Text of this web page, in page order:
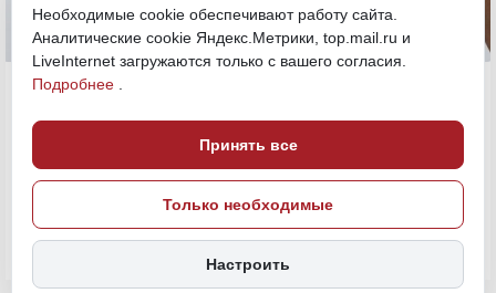
29 мая, 15:45
ПОДЕЛИТЬСЯ
Необходимые cookie обеспечивают работу сайта.
Аналитические cookie Яндекс.Метрики, top.mail.ru и
LiveInternet загружаются только с вашего согласия.
Подробнее
Принять все
Только необходимые
Настроить